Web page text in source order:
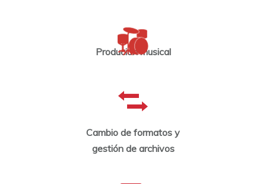
Produción musical
Cambio de formatos y
gestión de archivos